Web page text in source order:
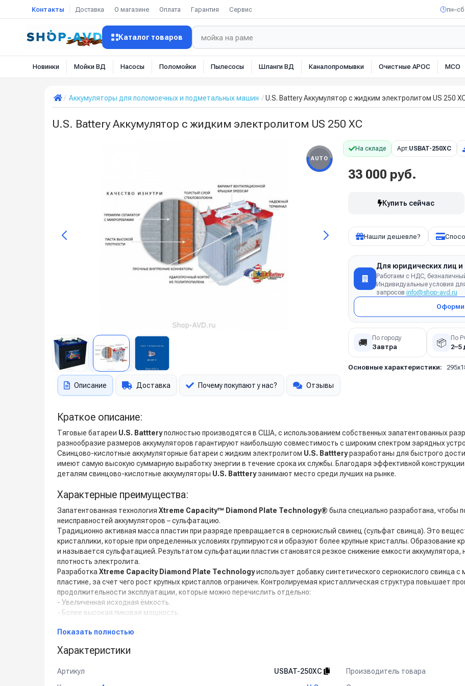
Контакты Доставка О магазине Оплата Гарантия Сервис
Каталог товаров
Новинки Мойки ВД Насосы Поломойки Пылесосы Шланги ВД Каналопромывки Очистные АРОС МСО
Аккумуляторы для поломоечных и подметальных машин U.S. Battery Аккумулятор с жидким электролитом US 250
U.S. Battery Аккумулятор с жидким электролитом US 250 XC
AUTO
На складе Арт:USBAT-250XC
33 000 руб.
Купить сейчас
Нашли дешевле?
Для юридических лиц и
Работаем с НДС,
Индивидуальные условия
запросов info@shop-avd.ru
🚚 По городу
Завтра 📦 По
2–5
Основные характеристики:
Описание Доставка Почему покупают у нас? Отзывы
Краткое описание:
Тяговые батареи U.S. Battteryполностью производятся в США, с использованием собственных запатентованных
разнообразие размеров аккумуляторов гарантируют наибольшую совместимость с широким спектром зарядных
Свинцово-кислотные аккумуляторные батареи с жидким электролитом U.S. Battteryразработаны для быстрого
имеют самую высокую суммарную выработку энергии в течение срока их службы. Благодаря эффективной
деталям свинцово-кислотные аккумуляторы U.S. Battteryзанимают место среди лучших на рынке.
Характерные преимущества:
Запатентованная технология Xtreme Capacity™ Diamond Plate Technology® была специально разработана, чтобы
неисправностей аккумуляторов – сульфатацию.
Традиционно активная масса пластин при разряде превращается в сернокислый свинец (сульфат свинца). Это
кристаллики, которые при определенных условиях группируются и образуют более крупные кристаллы. Образование
и называется сульфатацией. Результатом сульфатации пластин становятся резкое снижение емкости аккумулятора,
плотность электролита.
Разработка Xtreme Capacity Diamond Plate Technologyиспользует добавку синтетического сернокислого свинца с
пластине, за счет чего рост крупных кристаллов ограничен. Контролируемая кристаллическая структура повышает
продолжительности эксплуатации, которые можно перечислить отдельно:
- Увеличенная исходная ёмкость.
- Более высокая пиковая мощность.
- Повышенная способность к перезарядке при различных температурах и состояниях разрядки.
- Продолжительный срок службы.
Показать полностью
Характеристики
Артикул USBAT-250XC Производитель товара